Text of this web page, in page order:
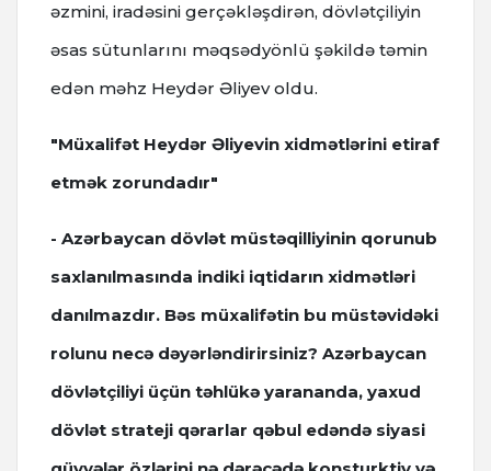
əzmini, iradəsini gerçəkləşdirən, dövlətçiliyin
əsas sütunlarını məqsədyönlü şəkildə təmin
edən məhz Heydər Əliyev oldu.
"Müxalifət Heydər Əliyevin xidmətlərini etiraf
etmək zorundadır"
- Azərbaycan dövlət müstəqilliyinin qorunub
saxlanılmasında indiki iqtidarın xidmətləri
danılmazdır. Bəs müxalifətin bu müstəvidəki
rolunu necə dəyərləndirirsiniz? Azərbaycan
dövlətçiliyi üçün təhlükə yarananda, yaxud
dövlət strateji qərarlar qəbul edəndə siyasi